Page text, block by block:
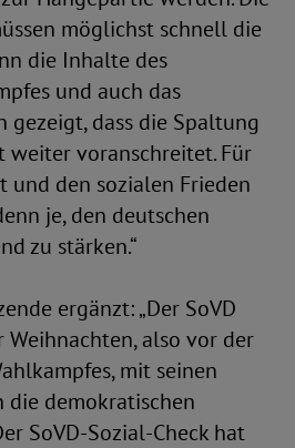
möglichst schnell die
die Inhalte des
und auch das
gezeigt, dass die Spaltung
weiter voranschreitet. Für
und den sozialen Frieden
je, den deutschen
zu stärken.“
ergänzt: „Der SoVD
also vor der
mit seinen
die demokratischen
SoVD-Sozial-Check hat